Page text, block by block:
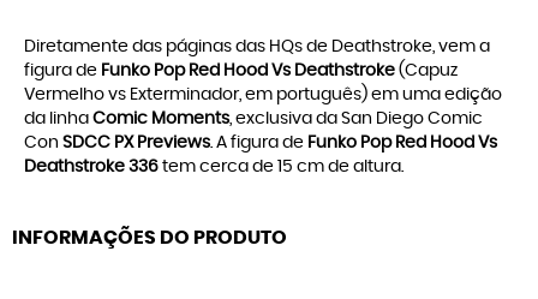
Diretamente das páginas das HQs de Deathstroke, vem a
figura de Funko Pop Red Hood Vs Deathstroke (Capuz
Vermelho vs Exterminador, em português) em uma edição
da linha Comic Moments, exclusiva da San Diego Comic
Con SDCC PX Previews. A figura de Funko Pop Red Hood Vs
Deathstroke 336 tem cerca de 15 cm de altura.
INFORMAÇÕES DO PRODUTO